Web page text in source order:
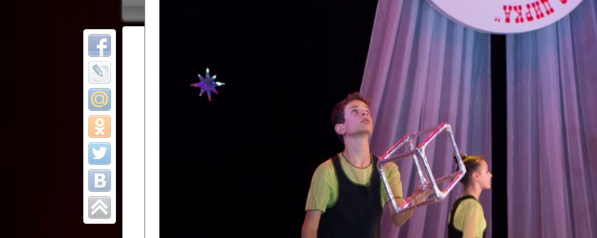
Новости Арт-монитор
ОТЧЕТЫ ГКЦ "ДВОРЕЦ
Все отчеты
Финал Республиканского фестиваля
цирковых коллективов "Созвездие
Приднестровского цирка"
Образцовый эстрадно-цирковой коллектив «Ровесник» Дом культуры с.
Протягайловка, г. Бендеры , руководитель Рогожинер Светлана Георгиевна
Народный цирковой клоунский коллектив «Шари-вари» МУ «Культурно-